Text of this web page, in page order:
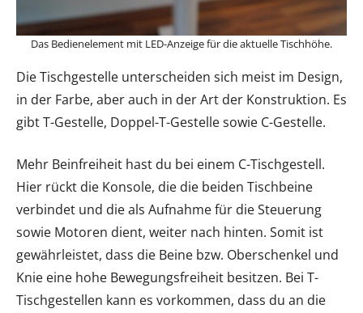
Das Bedienelement mit LED-Anzeige für die aktuelle Tischhöhe.
Die Tischgestelle unterscheiden sich meist im Design,
in der Farbe, aber auch in der Art der Konstruktion. Es
gibt T-Gestelle, Doppel-T-Gestelle sowie C-Gestelle.
Mehr Beinfreiheit hast du bei einem C-Tischgestell.
Hier rückt die Konsole, die die beiden Tischbeine
verbindet und die als Aufnahme für die Steuerung
sowie Motoren dient, weiter nach hinten. Somit ist
gewährleistet, dass die Beine bzw. Oberschenkel und
Knie eine hohe Bewegungsfreiheit besitzen. Bei T-
Tischgestellen kann es vorkommen, dass du an die